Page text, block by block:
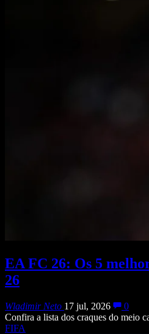
EA FC 26: Os 5
26
Wladimir Neto 17 jul, 2026
0
Confira a lista dos craques do meio
FIFA